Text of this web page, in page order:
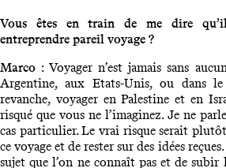
Vous êtes en train de me dire
entreprendre pareil voyage ?
Marco : Voyager n’est jamais sans
Argentine, aux Etats-Unis, ou dans
revanche, voyager en Palestine et en
risqué que vous ne l’imaginez. Je ne
cas particulier. Le vrai risque serait
ce voyage et de rester sur des idées
sujet que l’on ne connaît pas et de